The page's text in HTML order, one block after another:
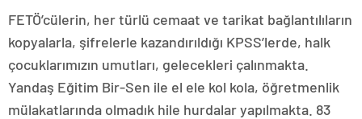
FETÖ’cülerin, her türlü cemaat ve tarikat bağlantılıların
kopyalarla, şifrelerle kazandırıldığı KPSS’lerde, halk
çocuklarımızın umutları, gelecekleri çalınmakta.
Yandaş Eğitim Bir-Sen ile el ele kol kola, öğretmenlik
mülakatlarında olmadık hile hurdalar yapılmakta. 83